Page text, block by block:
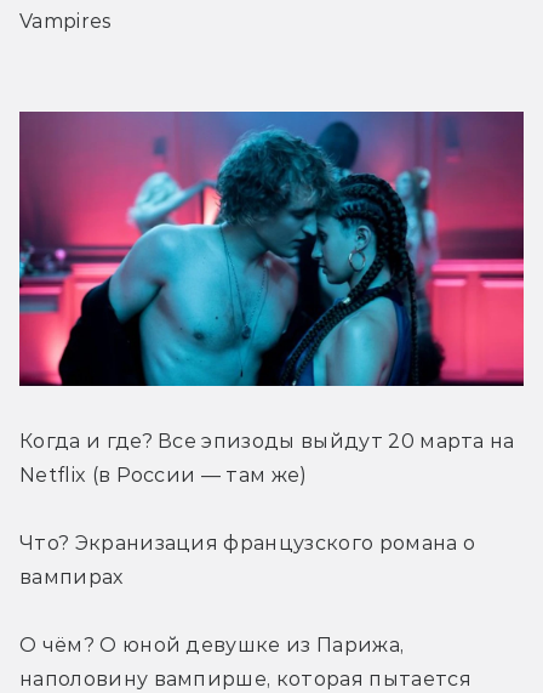
Vampires
Когда и где? Все эпизоды выйдут 20 марта на
Netflix (в России — там же)
Что? Экранизация французского романа о
вампирах
О чём? О юной девушке из Парижа,
наполовину вампирше, которая пытается